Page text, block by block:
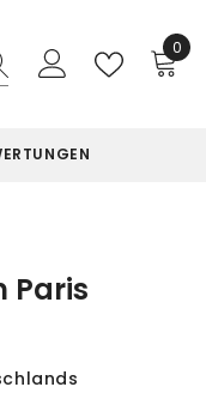
0
0
Paris